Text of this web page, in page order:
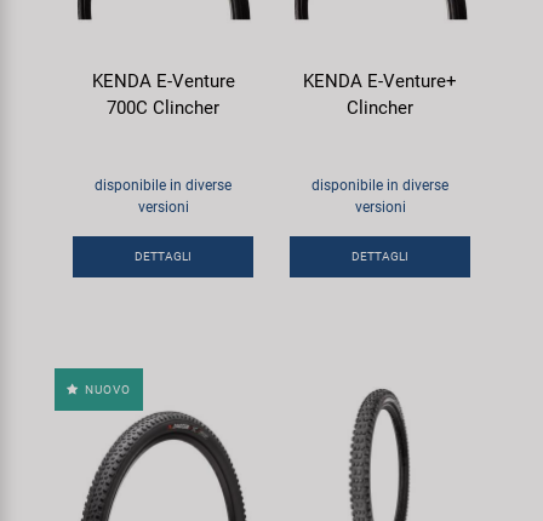
KENDA E-Venture
700C Clincher
disponibile in diverse
versioni
DETTAGLI
KENDA E-Venture+
Clincher
disponibile in diverse
versioni
DETTAGLI
NUOVO